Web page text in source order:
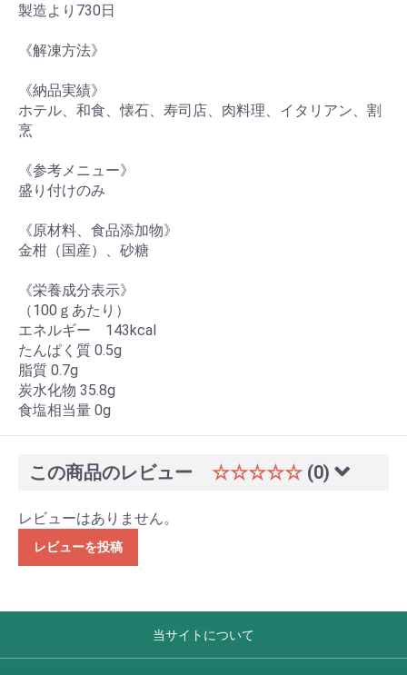
製造より730日
《解凍方法》
《納品実績》
ホテル、和食、懐石、寿司店、肉料理、イタリアン、割
烹
《参考メニュー》
盛り付けのみ
《原材料、食品添加物》
金柑（国産）、砂糖
《栄養成分表示》
（100ｇあたり）
エネルギー 143kcal
たんぱく質 0.5g
脂質 0.7g
炭水化物 35.8g
食塩相当量 0g
この商品のレビュー ☆☆☆☆☆ (0)
レビューはありません。
レビューを投稿
当サイトについて